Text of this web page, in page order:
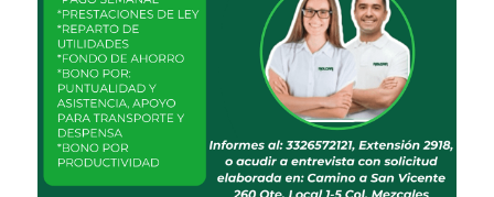
Auxiliar de Almacén
Auxiliar de Caja General
Auxiliar de cajas
Auxiliar de instalación